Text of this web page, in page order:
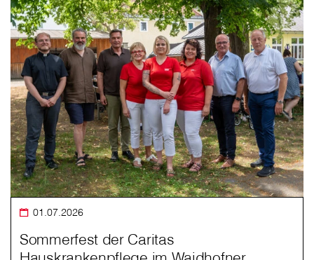
01.07.2026
Sommerfest der Caritas